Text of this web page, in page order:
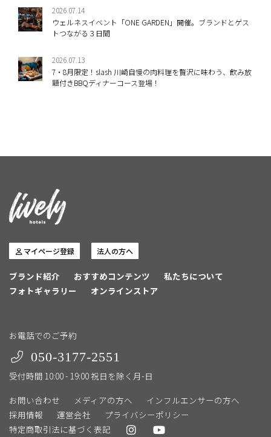
2026.07.14
ウェルネスイベント「ONE GARDEN」開催。ブランドとゲス
トつながる３日間
2026.07.13
7・8月限定！slash 川崎自慢の肉料理を贅沢に味わう、飲み放
題付きBBQディナーコース登場！
マイページ登録 法人の方へ
ブランド紹介 おすすめコンテンツ
私たちについて
フォトギャラリー
オンラインストア
お電話でのご予約
050-3177-2551
受付時間 10:00 - 19:00 祝日を除く月-日
お問い合わせ
メディアの方へ
インフルエンサーの方へ
採用情報
運営会社
プライバシーポリシー
特定商取引法に基づく表記